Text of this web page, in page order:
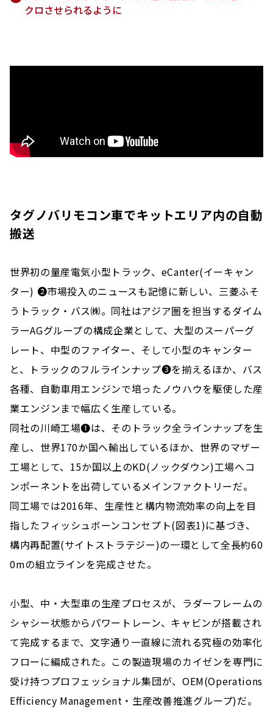
クロさせられるように
タグノバリモコン車でキットエリア内の自動
搬送
世界初の量産電気小型トラック、eCanter(イーキャン
ター) ❷市場投入のニュースも記憶に新しい、三菱ふそ
うトラック・バス㈱。同社はアジア圏を担当するダイム
ラーAGグループの構成企業として、大型のスーパーグ
レート、中型のファイター、そして小型のキャンター
と、トラックのフルラインナップ❸を揃えるほか、バス
各種、自動車用エンジンで培ったノウハウを駆使した産
業エンジンまで幅広く生産している。
同社の川崎工場❶は、そのトラック全ラインナップを生
産し、世界170か国へ輸出しているほか、世界のマザー
工場として、15か国以上のKD(ノックダウン)工場へコ
ンポーネントを出荷しているメインファクトリーだ。
同工場では2016年、生産性と構内物流効率の向上を目
指したフィッシュボーンコンセプト(図表1)に基づき、
構内再配置(サイトストラテジー)の一環として全長約60
0mの組立ラインを完成させた。
小型、中・大型車の生産プロセスが、ラダーフレームの
シャシー状態からパワートレーン、キャビンが搭載され
て完成するまで、文字通り一直線に流れる究極の効率化
フローに編成された。この製造現場のカイゼンを専門に
受け持つプロフェッショナル集団が、OEM(Operations
Efficiency Management・生産改善推進グループ)だ。